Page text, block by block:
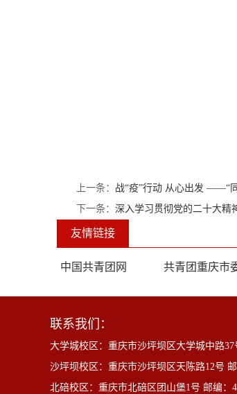
上一条： 战“疫”行动 从心出发 ——“
下一条： 深入学习贯彻党的二十大精
友情链接
中国共青团网 共青团重庆市
联系我们：
大学城校区：重庆市沙坪坝区大学城中路37
沙坪坝校区：重庆市沙坪坝区天陈路12号
北碚校区：重庆市北碚区团山堡1号 邮编